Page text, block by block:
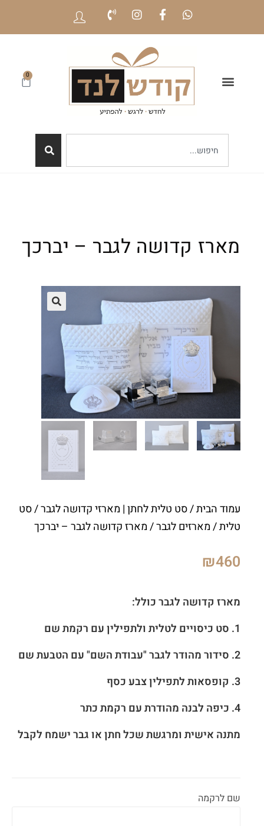
0
מארז קדושה לגבר – יברכך
עמוד הבית/סט טלית לחתן | מארזי קדושה לגבר/סט
טלית / מארזים לגבר/ מארז קדושה לגבר – יברכך
₪460
מארז קדושה לגבר כולל:
1. סט כיסויים לטלית ולתפילין עם רקמת שם
2. סידור מהודר לגבר "עבודת השם" עם הטבעת שם
3. קופסאות לתפילין צבע כסף
4. כיפה לבנה מהודרת עם רקמת כתר
מתנה אישית ומרגשת שכל חתן או גבר ישמח לקבל
שם לרקמה